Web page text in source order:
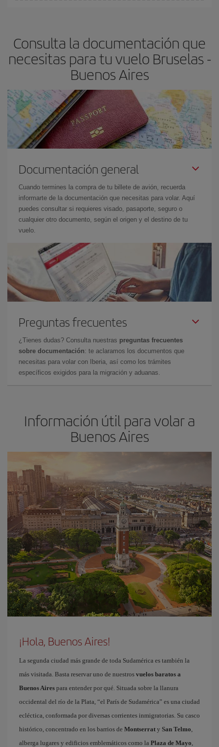
Consulta la documentación que
necesitas para tu vuelo Bruselas -
Buenos Aires
Documentación general
Cuando termines la compra de tu billete de avión, recuerda
informarte de la documentación que necesitas para volar. Aquí
puedes consultar si requieres visado, pasaporte, seguro o
cualquier otro documento, según el origen y el destino de tu
vuelo.
Preguntas frecuentes
¿Tienes dudas? Consulta nuestras preguntas frecuentes
sobre documentación: te aclaramos los documentos que
necesitas para volar con Iberia, así como los trámites
específicos exigidos para la migración y aduanas.
Información útil para volar a
Buenos Aires
¡Hola, Buenos Aires!
La segunda ciudad más grande de toda Sudamérica es también la
más visitada. Basta reservar uno de nuestros vuelos baratos a
Buenos Aires para entender por qué. Situada sobre la llanura
occidental del río de la Plata, “el París de Sudamérica” es una ciudad
ecléctica, conformada por diversas corrientes inmigratorias. Su casco
histórico, concentrado en los barrios de Montserrat y San Telmo,
alberga lugares y edificios emblemáticos como la Plaza de Mayo,